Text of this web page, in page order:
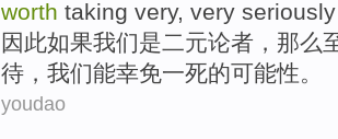
worth taking very, very seriously
因此如果我们是二元论者 ， 那么
待 ，我们能幸免一死的可能性。
youdao